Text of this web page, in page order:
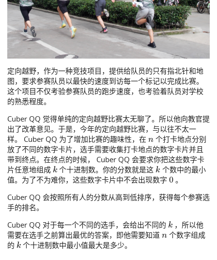
定向越野，作为一种竞技项目，提供给队员的只有指北针和地
图，要求参赛队员以最快的速度到访每一个标记以完成比赛。
这个项目不仅考验参赛队员的跑步速度，也考验着队员对学校
的熟悉程度。
Cuber QQ 觉得单纯的定向越野比赛太无聊了。所以他向教官提
出了改革意见。于是，今年的定向越野比赛，与以往不太一
样。 Cuber QQ 为了增加比赛的趣味性，在
n个打卡地点分别
放了不同的数字卡片，选手需要收集打卡地点的数字卡片并且
带到终点。在终点的时候， Cuber QQ 会要求你把这些数字卡
片任意地组成 k 个十进制数。你的分数就是这 k 个数中的最小
值。为了不为难你，这些数字卡片中不会出现数字 0。
Cuber QQ 会按照所有人的分数从高到低排序，获得每个参赛选
手的排名。
Cuber QQ 对于每一个不同的选手，会给出不同的 k ，所以他
需要在选手之前算出最优的答案，即他需要知道 n个数字组成
的 k 个十进制数中最小值最大是多少。